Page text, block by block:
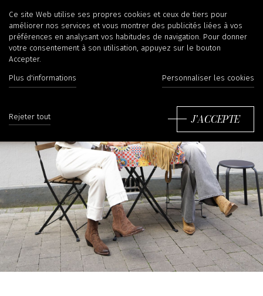
IRINA KHÄ
Ce site Web utilise ses propres cookies et ceux de tiers pour
améliorer nos services et vous montrer des publicités liées à vos
préférences en analysant vos habitudes de navigation. Pour donner
votre consentement à son utilisation, appuyez sur le bouton
Accepter.
Plus d'informations Personnaliser les cookies
Rejeter tout J'ACCEPTE